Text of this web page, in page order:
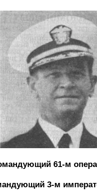
61-м
3-м